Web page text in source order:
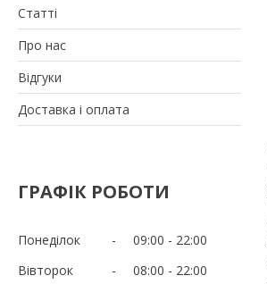
Статті
Про нас
Відгуки
Доставка і оплата
ГРАФІК РОБОТИ
Понеділок 09:00
22:00
Вівторок
08:00
22:00